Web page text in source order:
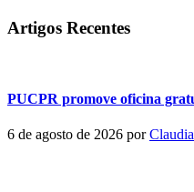
Artigos Recentes
PUCPR promove oficina
6 de agosto de 2026 por